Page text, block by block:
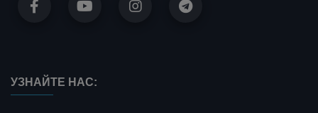
УЗНАЙТЕ НАС: